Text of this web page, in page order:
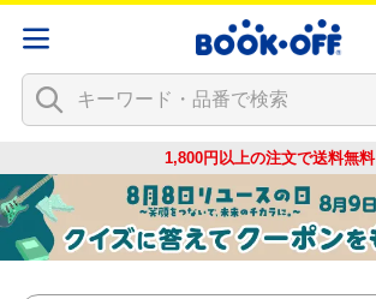
1,800円以上の注文で送料無料